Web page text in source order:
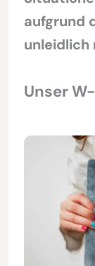
aufgrund
unleidlich
Unser